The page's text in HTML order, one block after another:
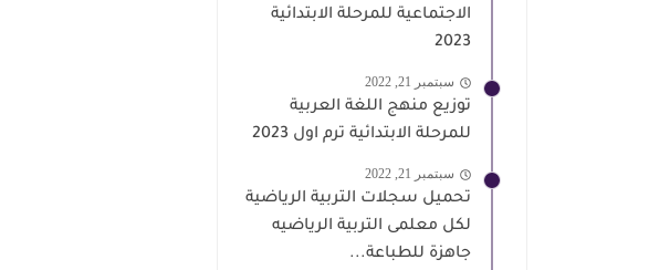
الاجتماعية للمرحلة الابتدائية
2023
سبتمبر 21, 2022
توزيع منهج اللغة العربية
للمرحلة الابتدائية ترم اول 2023
سبتمبر 21, 2022
تحميل سجلات التربية الرياضية
لكل معلمى التربية الرياضيه
جاهزة للطباعة...